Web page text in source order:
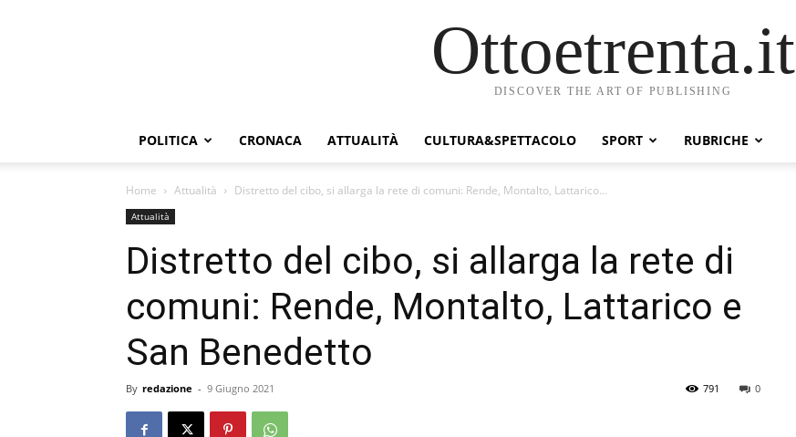
Ottoetrenta.it
DISCOVER THE ART OF PUBLISHING
POLITICA CRONACA ATTUALITÀ CULTURA&SPETTACOLO SPORT RUBRICHE
Home Attualità Distretto del cibo, si allarga la rete di comuni: Rende, Montalto, Lattarico...
Attualità
Distretto del cibo, si allarga la rete di
comuni: Rende, Montalto, Lattarico e
San Benedetto
By redazione - 9 Giugno 2021 0
791